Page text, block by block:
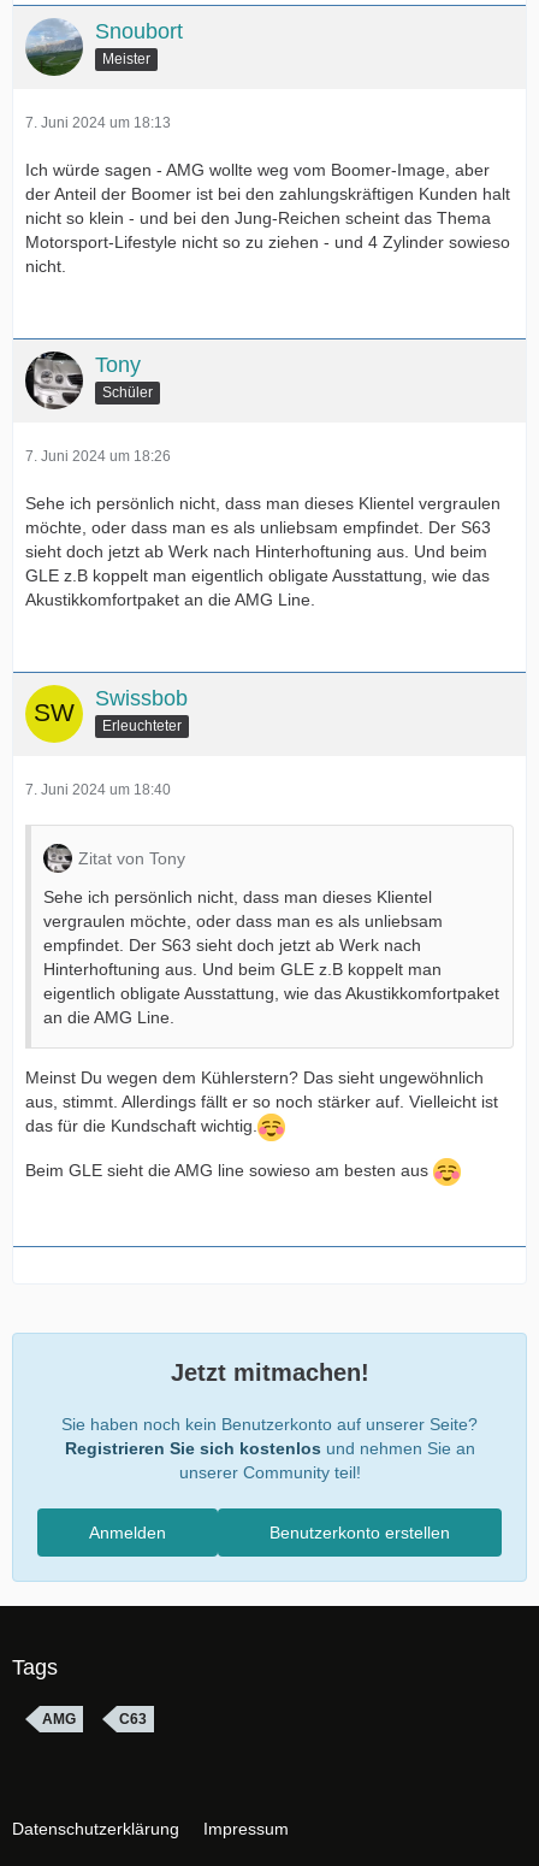
Snoubort
Meister
7. Juni 2024 um 18:13
Ich würde sagen - AMG wollte weg vom Boomer-Image, aber
der Anteil der Boomer ist bei den zahlungskräftigen Kunden halt
nicht so klein - und bei den Jung-Reichen scheint das Thema
Motorsport-Lifestyle nicht so zu ziehen - und 4 Zylinder sowieso
nicht.
Tony
Schüler
7. Juni 2024 um 18:26
Sehe ich persönlich nicht, dass man dieses Klientel vergraulen
möchte, oder dass man es als unliebsam empfindet. Der S63
sieht doch jetzt ab Werk nach Hinterhoftuning aus. Und beim
GLE z.B koppelt man eigentlich obligate Ausstattung, wie das
Akustikkomfortpaket an die AMG Line.
Swissbob
Erleuchteter
7. Juni 2024 um 18:40
Zitat von Tony
Sehe ich persönlich nicht, dass man dieses Klientel
vergraulen möchte, oder dass man es als unliebsam
empfindet. Der S63 sieht doch jetzt ab Werk nach
Hinterhoftuning aus. Und beim GLE z.B koppelt man
eigentlich obligate Ausstattung, wie das Akustikkomfortpaket
an die AMG Line.
Meinst Du wegen dem Kühlerstern? Das sieht ungewöhnlich
aus, stimmt. Allerdings fällt er so noch stärker auf. Vielleicht ist
das für die Kundschaft wichtig.
Beim GLE sieht die AMG line sowieso am besten aus
Jetzt mitmachen!
Sie haben noch kein Benutzerkonto auf unserer Seite?
Registrieren Sie sich kostenlos und nehmen Sie an
unserer Community teil!
Benutzerkonto erstellen
Anmelden
Tags
AMG C63
Datenschutzerklärung Impressum